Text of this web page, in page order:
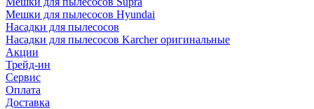
Мешки для пылесосов Hyundai
Насадки для пылесосов
Насадки для пылесосов Karcher оригинальные
Акции
Трейд-ин
Сервис
Оплата
Доставка